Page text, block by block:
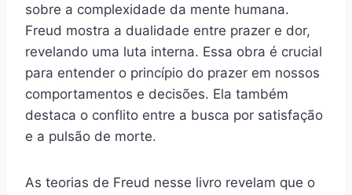
sobre a complexidade da mente humana.
Freud mostra a dualidade entre prazer e dor,
revelando uma luta interna. Essa obra é crucial
para entender o princípio do prazer em nossos
comportamentos e decisões. Ela também
destaca o conflito entre a busca por satisfação
e a pulsão de morte.
As teorias de Freud nesse livro revelam que o